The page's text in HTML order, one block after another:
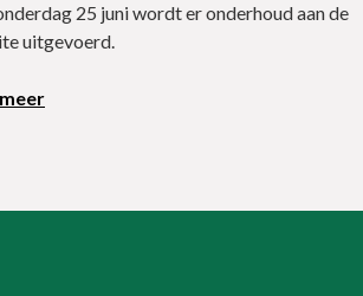
25 juni wordt er onderhoud aan de
uitgevoerd.